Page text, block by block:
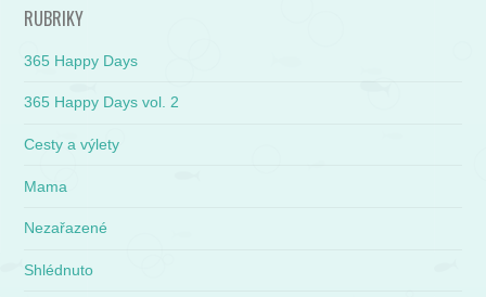
RUBRIKY
365 Happy Days
365 Happy Days vol. 2
Cesty a výlety
Mama
Nezařazené
Shlédnuto